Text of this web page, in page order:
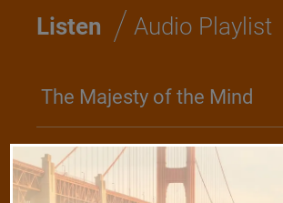
Listen / Audio Playlist
The Majesty of the Mind
The Role of a Guru